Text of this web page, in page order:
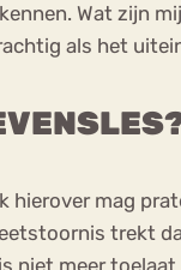
Wat zijn
als het
mag
trekt
meer